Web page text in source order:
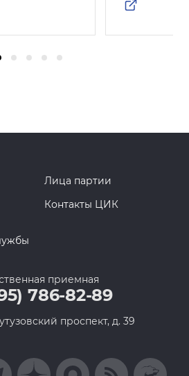
Лица партии
Контакты ЦИК
приемная
786-82-89
проспект, д. 39